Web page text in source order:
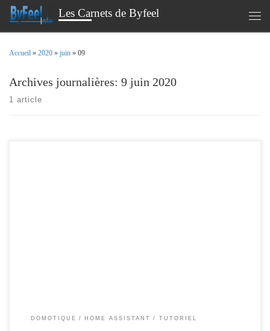
Passer au contenuLes Carnets de Byfeel
Accueil » 2020 » juin » 09
Archives journalières: 9 juin 2020
1 article
DOMOTIQUE HOME ASSISTANT TUTORIEL